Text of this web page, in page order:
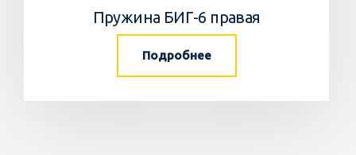
Пружина БИГ-6 правая
Подробнее